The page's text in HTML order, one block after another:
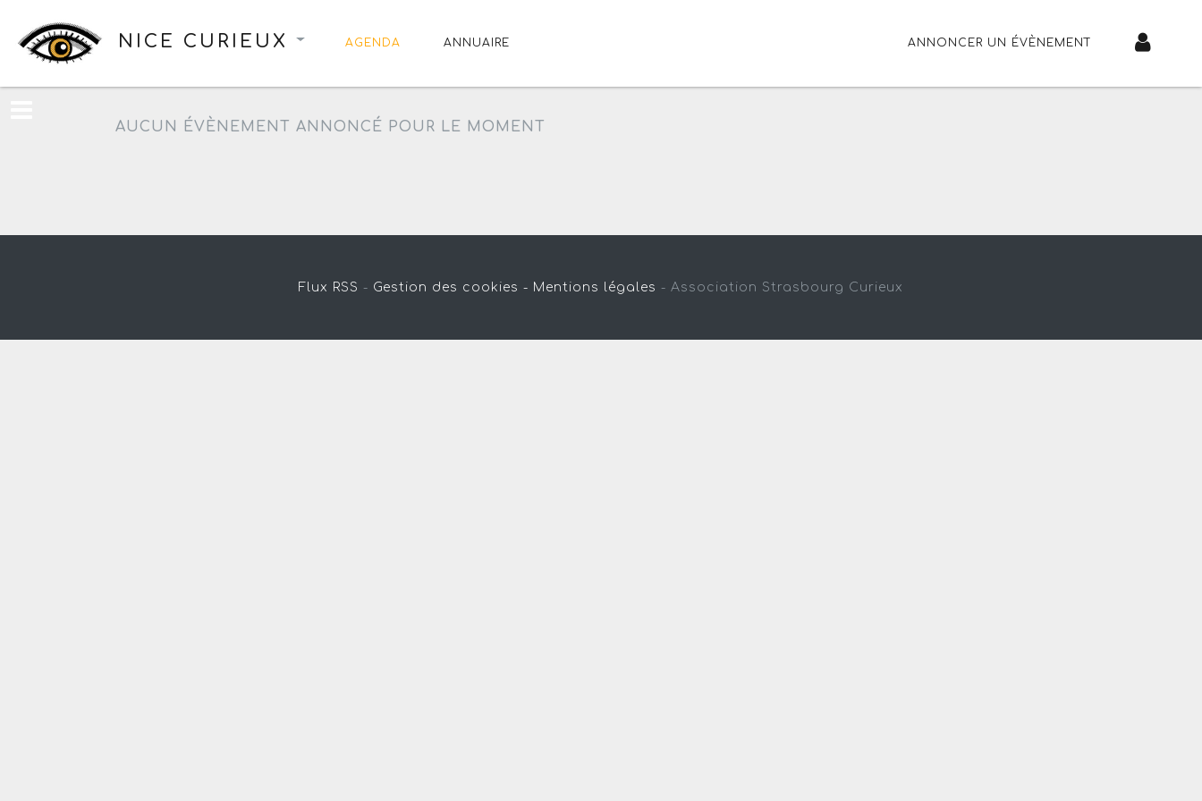
NICE CURIEUX AGENDA ANNUAIRE ANNONCER UN ÉVÈNEMENT
AUCUN ÉVÈNEMENT ANNONCÉ POUR LE MOMENT
Flux RSS - Gestion des cookies - Mentions légales - Association Strasbourg Curieux